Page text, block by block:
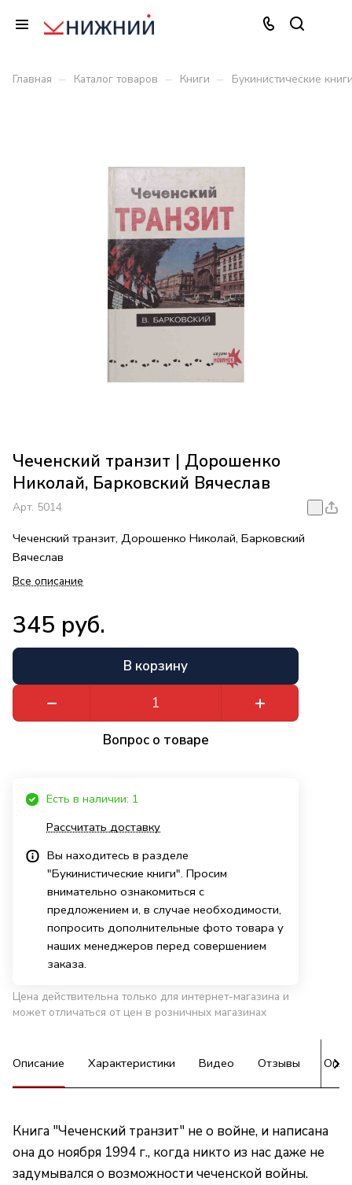
Главная – Каталог товаров – Книги – Букинистические
Чеченский транзит | Дорошенко
Николай, Барковский Вячеслав
Арт. 5014
Чеченский транзит, Дорошенко Николай, Барковский
Вячеслав
Все описание
345 руб.
В корзину
Вопрос о товаре
Есть в наличии: 1
Рассчитать доставку
Вы находитесь в разделе
"Букинистические книги". Просим
внимательно ознакомиться с
предложением и, в случае необходимости,
попросить дополнительные фото товара у
наших менеджеров перед совершением
заказа.
Цена действительна только для интернет-магазина и
может отличаться от цен в розничных магазинах
Описание Характеристики Видео Отзывы
Книга "Чеченский транзит" не о войне, и написана
она до ноября 1994 г., когда никто из нас даже не
задумывался о возможности чеченской войны.